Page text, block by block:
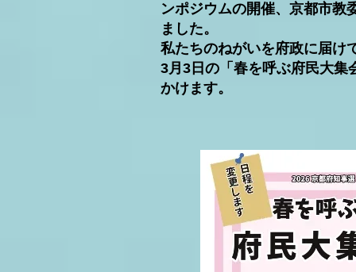
ンポジウムの開催、京都市教
ました。
私たちのねがいを府政に届け
3月3日の「春を呼ぶ府民大集
かけます。